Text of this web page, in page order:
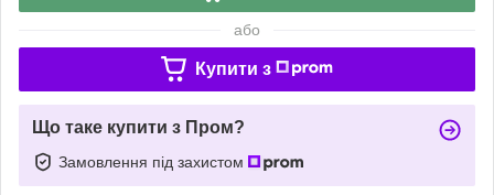
або
Купити з
Що таке купити з Пром?
Замовлення під захистом